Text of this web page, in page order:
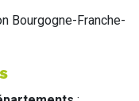
Bourgogne-Franche-